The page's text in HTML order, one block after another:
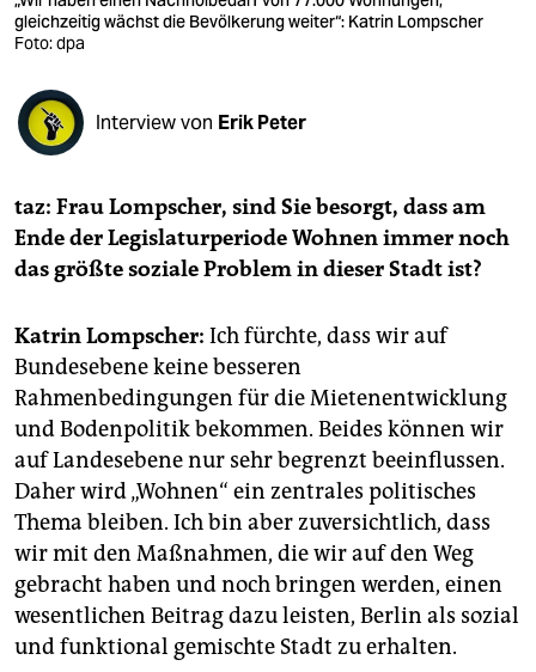
shop
fragen & hilfe
unterstützen
genossenschaft
epaper login
gleichzeitig wächst die Bevölkerung weiter“: Katrin Lompscher
Foto: dpa
Interview von Erik Peter
taz: Frau Lompscher, sind Sie besorgt, dass am
Ende der Legislaturperiode Wohnen immer noch
das größte soziale Problem in dieser Stadt ist?
Katrin Lompscher: Ich fürchte, dass wir auf
Bundesebene keine besseren
Rahmenbedingungen für die Mietenentwicklung
und Bodenpolitik bekommen. Beides können wir
auf Landesebene nur sehr begrenzt beeinflussen.
Daher wird „Wohnen“ ein zentrales politisches
Thema bleiben. Ich bin aber zuversichtlich, dass
wir mit den Maßnahmen, die wir auf den Weg
gebracht haben und noch bringen werden, einen
wesentlichen Beitrag dazu leisten, Berlin als sozial
und funktional gemischte Stadt zu erhalten.